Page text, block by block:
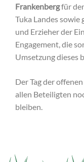
Frankenbergfür
Tuka Landes sowie
und Erzieher der
Engagement, die
Umsetzung dieses
Der Tag der
allen Beteiligten
bleiben.